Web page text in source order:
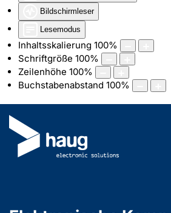
Bildschirmleser
Lesemodus
Inhaltsskalierung 100%
Schriftgröße 100%
Zeilenhöhe 100%
Buchstabenabstand 100%